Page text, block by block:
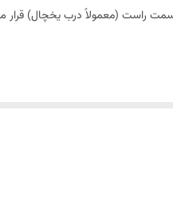
(معمولاً درب یخچال) قرار